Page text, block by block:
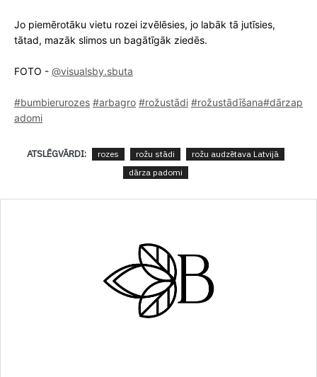
Jo piemērotāku vietu rozei izvēlēsies, jo labāk tā jutīsies,
tātad, mazāk slimos un bagātīgāk ziedēs.
FOTO - @visualsby.sbuta
#bumbierurozes #arbagro #rožustādi #rožustādīšana#dārzap
adomi
ATSLĒGVĀRDI: rozes rožu stādi
rožu audzētava Latvijā
dārza padomi